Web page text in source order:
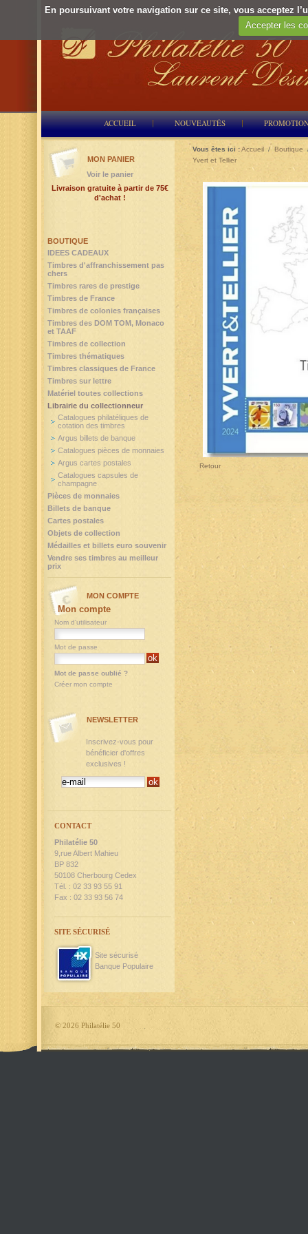
En poursuivant votre navigation sur ce site, vous acceptez
Accepter les
ACCUEIL NOUVEAUTÉS
Vous êtes ici :Accueil / Boutique
Yvert et Tellier
Retour
BOUTIQUE
IDEES CADEAUX
Timbres d'affranchissement pas
chers
Timbres rares de prestige
Timbres de France
Timbres de colonies françaises
Timbres des DOM TOM, Monaco
et TAAF
Timbres de collection
Timbres thématiques
Timbres classiques de France
Timbres sur lettre
Matériel toutes collections
Librairie du collectionneur
Catalogues philatéliques de
cotation des timbres
Argus billets de banque
Catalogues pièces de monnaies
Argus cartes postales
Catalogues capsules de
champagne
Pièces de monnaies
Billets de banque
Cartes postales
Objets de collection
Médailles et billets euro souvenir
Vendre ses timbres au meilleur
prix
MON PANIER
Voir le panier
Livraison gratuite à partir de 75€
d'achat !
MON COMPTE
Mon compte
Nom d'utilisateur
Mot de passe
Mot de passe oublié ?
Créer mon compte
NEWSLETTER
Inscrivez-vous pour
bénéficier d'offres
exclusives !
CONTACT
Philatélie 50
9,rue Albert Mahieu
BP 832
50108 Cherbourg Cedex
Tél. : 02 33 93 55 91
Fax : 02 33 93 56 74
SITE SÉCURISÉ
Site sécurisé
Banque Populaire
© 2026 Philatélie 50